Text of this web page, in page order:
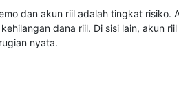
dan akun riil adalah tingkat risiko.
dana riil. Di sisi lain, akun
nyata.